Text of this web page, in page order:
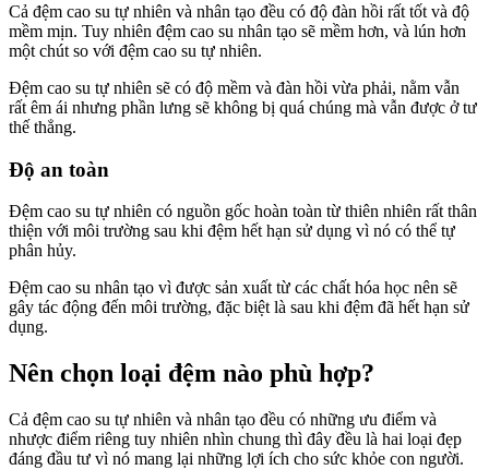
Cả đệm cao su tự nhiên và nhân tạo đều có độ đàn hồi rất tốt và độ
mềm mịn. Tuy nhiên đệm cao su nhân tạo sẽ mềm hơn, và lún hơn
một chút so với đệm cao su tự nhiên.
Đệm cao su tự nhiên sẽ có độ mềm và đàn hồi vừa phải, nằm vẫn
rất êm ái nhưng phần lưng sẽ không bị quá chúng mà vẫn được ở tư
thế thẳng.
Độ an toàn
Đệm cao su tự nhiên có nguồn gốc hoàn toàn từ thiên nhiên rất thân
thiện với môi trường sau khi đệm hết hạn sử dụng vì nó có thể tự
phân hủy.
Đệm cao su nhân tạo vì được sản xuất từ các chất hóa học nên sẽ
gây tác động đến môi trường, đặc biệt là sau khi đệm đã hết hạn sử
dụng.
Nên chọn loại đệm nào phù hợp?
Cả đệm cao su tự nhiên và nhân tạo đều có những ưu điểm và
nhược điểm riêng tuy nhiên nhìn chung thì đây đều là hai loại đẹp
đáng đầu tư vì nó mang lại những lợi ích cho sức khỏe con người.